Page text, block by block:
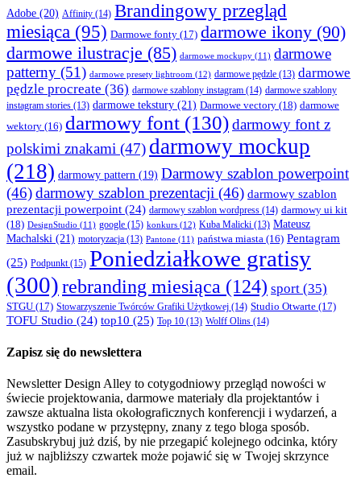
Adobe (20) Affinity (14) Brandingowy przegląd
miesiąca (95) Darmowe fonty (17) darmowe ikony (90)
darmowe ilustracje (85) darmowe mockupy (11) darmowe
patterny (51) darmowe presety lightroom (12) darmowe pędzle (13) darmowe
pędzle procreate (36) darmowe szablony instagram (14) darmowe szablony
instagram stories (13) darmowe tekstury (21) Darmowe vectory (18) darmowe
wektory (16) darmowy font (130)darmowy font z
polskimi znakami (47) darmowy mockup
(218) darmowy pattern (19) Darmowy szablon powerpoint
(46)darmowy szablon prezentacji (46) darmowy szablon
prezentacji powerpoint (24) darmowy szablon wordpress (14) darmowy ui kit
(18) DesignStudio (11) google (15) konkurs (12) Kuba Malicki (13) Mateusz
Machalski (21) motoryzacja (13) Pantone (11) państwa miasta (16) Pentagram
(25) Podpunkt(15) Poniedziałkowe gratisy
(300)rebranding miesiąca (124) sport (35)
STGU (17) Stowarzyszenie Twórców Grafiki Użytkowej (14) Studio Otwarte (17)
TOFU Studio (24) top10 (25) Top 10 (13) Wolff Olins (14)
Zapisz się do newslettera
Newsletter Design Alley to cotygodniowy przegląd nowości w
świecie projektowania, darmowe materiały dla projektantów i
zawsze aktualna lista okołograficznych konferencji i wydarzeń, a
wszystko podane w przystępny, znany z tego bloga sposób.
Zasubskrybuj już dziś, by nie przegapić kolejnego odcinka, który
już w najbliższy czwartek może pojawić się w Twojej skrzynce
email.